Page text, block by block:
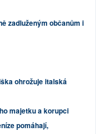
zadluženým občanům i
ohrožuje italská
majetku a korupci
pomáhají,